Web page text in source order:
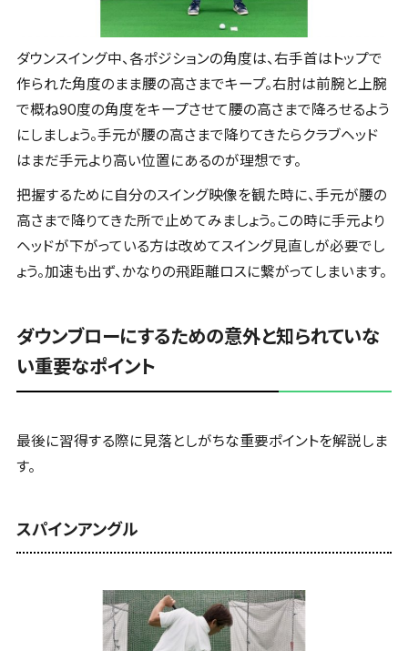
ダウンスイング中、各ポジションの角度は、右手首はトップで
作られた角度のまま腰の高さまでキープ。右肘は前腕と上腕
で概ね90度の角度をキープさせて腰の高さまで降ろせるよう
にしましょう。手元が腰の高さまで降りてきたらクラブヘッド
はまだ手元より高い位置にあるのが理想です。
把握するために自分のスイング映像を観た時に、手元が腰の
高さまで降りてきた所で止めてみましょう。この時に手元より
ヘッドが下がっている方は改めてスイング見直しが必要でし
ょう。加速も出ず、かなりの飛距離ロスに繋がってしまいます。
ダウンブローにするための意外と知られていな
い重要なポイント
最後に習得する際に見落としがちな重要ポイントを解説しま
す。
スパインアングル